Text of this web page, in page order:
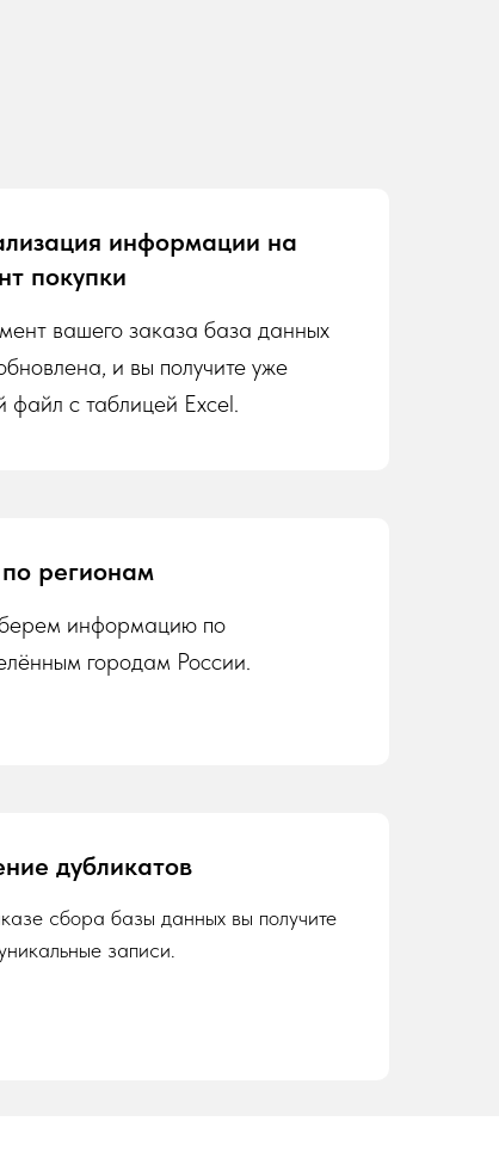
информации на
покупки
вашего заказа база данных
и вы получите уже
файл с таблицей Excel.
регионам
информацию по
городам России.
дубликатов
сбора базы данных вы получите
записи.